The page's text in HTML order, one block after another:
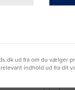
Ring til os på9992 0233
Vi sidder klar til at hjælpe
ud fra om du vælger
relevant indhold ud fra dit